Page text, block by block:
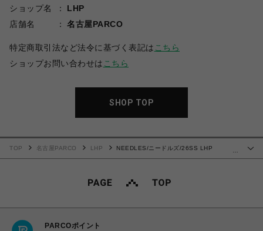
ショップ名
LHP
店舗名
名古屋PARCO
特定商取引法など法令に基づく表記は こちら
ショップお問い合わせは こちら
SHOP TOP
…
TOP 名古屋PARCO LHP
NEEDLES/ニードルズ/26SS LHP
PARCOポイント